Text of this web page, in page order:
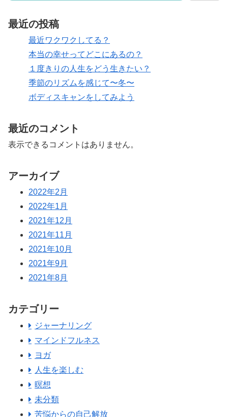
最近の投稿
最近ワクワクしてる？
本当の幸せってどこにあるの？
１度きりの人生をどう生きたい？
季節のリズムを感じて〜冬〜
ボディスキャンをしてみよう
最近のコメント
表示できるコメントはありません。
アーカイブ
2022年2月
2022年1月
2021年12月
2021年11月
2021年10月
2021年9月
2021年8月
カテゴリー
ジャーナリング
マインドフルネス
ヨガ
人生を楽しむ
暝想
未分類
苦悩からの自己解放